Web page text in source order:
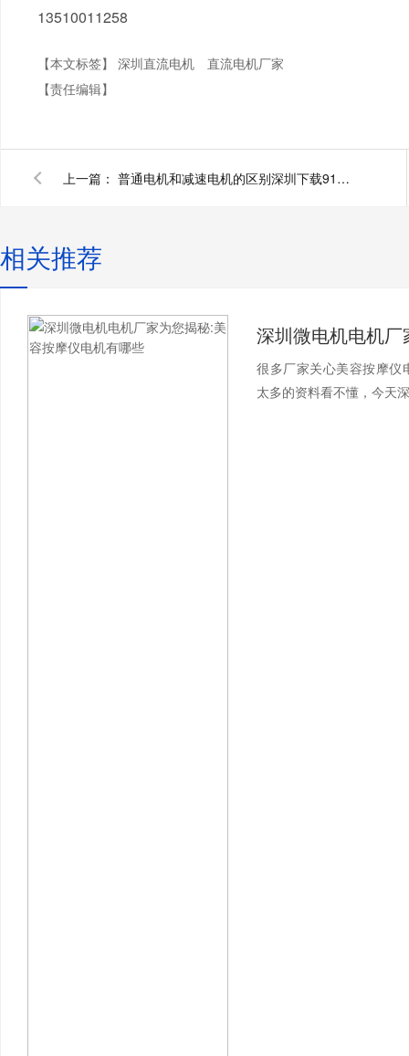
13510011258
【本文标签】 深圳直流电机
直流电机厂家
【责任编辑】
上一篇： 普通电机和减速电机的区别深圳下载91短视频厂家为您揭秘
相关推荐
很多厂家关心美容按摩仪
太多的资料看不懂，今天